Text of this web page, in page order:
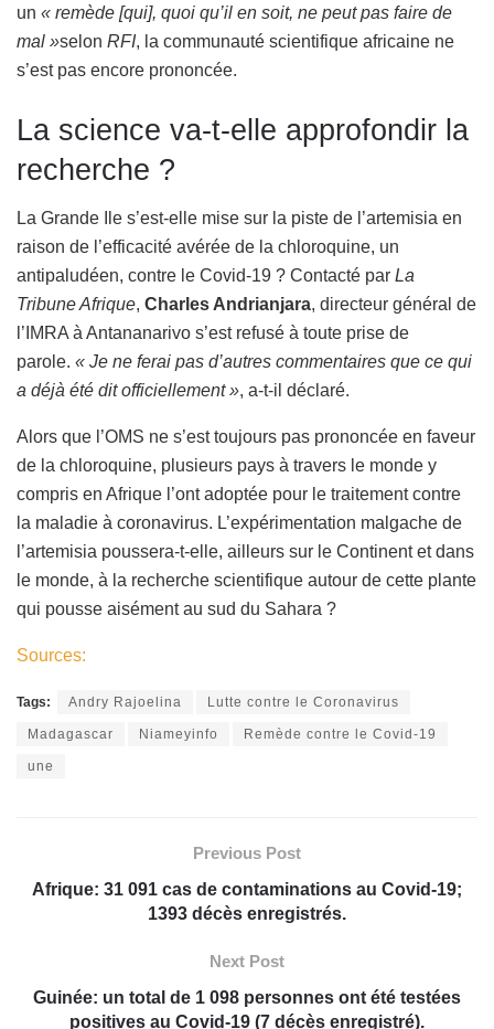
un « remède [qui], quoi qu’il en soit, ne peut pas faire de
mal »selon RFI, la communauté scientifique africaine ne
s’est pas encore prononcée.
La science va-t-elle approfondir la
recherche ?
La Grande Ile s’est-elle mise sur la piste de l’artemisia en
raison de l’efficacité avérée de la chloroquine, un
antipaludéen, contre le Covid-19 ? Contacté par La
Tribune Afrique, Charles Andrianjara, directeur général de
l’IMRA à Antananarivo s’est refusé à toute prise de
parole. « Je ne ferai pas d’autres commentaires que ce qui
a déjà été dit officiellement », a-t-il déclaré.
Alors que l’OMS ne s’est toujours pas prononcée en faveur
de la chloroquine, plusieurs pays à travers le monde y
compris en Afrique l’ont adoptée pour le traitement contre
la maladie à coronavirus. L’expérimentation malgache de
l’artemisia poussera-t-elle, ailleurs sur le Continent et dans
le monde, à la recherche scientifique autour de cette plante
qui pousse aisément au sud du Sahara ?
Sources:
Tags: Andry Rajoelina Lutte contre le Coronavirus
Madagascar Niameyinfo Remède contre le Covid-19
une
Previous Post
Afrique: 31 091 cas de contaminations au Covid-19;
1393 décès enregistrés.
Next Post
Guinée: un total de 1 098 personnes ont été testées
positives au Covid-19 (7 décès enregistré).